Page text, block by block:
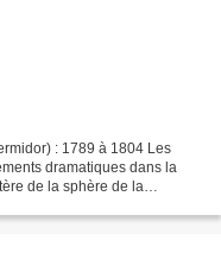
: 1789 à 1804 Les
dramatiques dans la
de la sphère de la